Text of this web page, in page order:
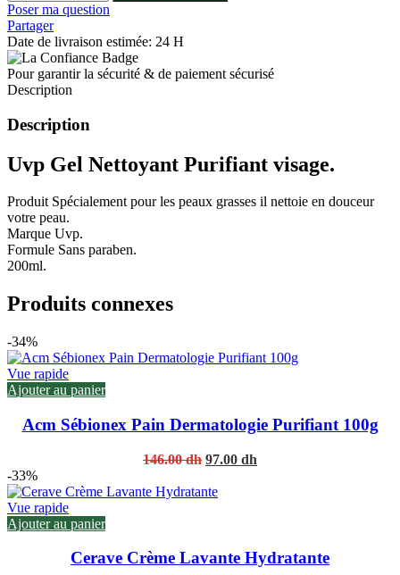
Poser ma question
Partager
Date de livraison estimée: 24 H
Pour garantir la sécurité & de paiement sécurisé
Description
Description
Uvp Gel Nettoyant Purifiant visage.
Produit Spécialement pour les peaux grasses il nettoie en douceur
votre peau.
Marque Uvp.
Formule Sans paraben.
200ml.
Produits connexes
-34%
Vue rapide
Ajouter au panier
Acm Sébionex Pain Dermatologie Purifiant 100g
146.00dh Original
was:
97.00 dh
-33%
Vue rapide
Ajouter au panier
Cerave Crème Lavante Hydratante